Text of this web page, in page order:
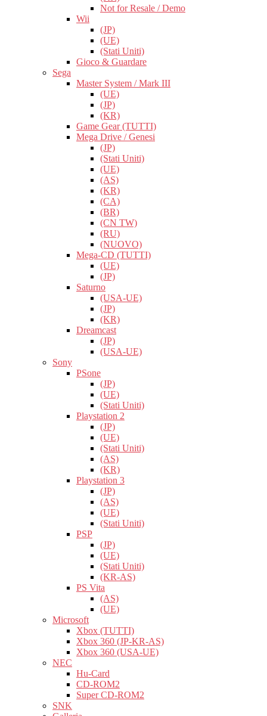
Not for Resale / Demo
Wii
(JP)
(UE)
(Stati Uniti)
Gioco & Guardare
Sega
Master System / Mark III
(UE)
(JP)
(KR)
Game Gear (TUTTI)
Mega Drive / Genesi
(JP)
(Stati Uniti)
(UE)
(AS)
(KR)
(CA)
(BR)
(CN TW)
(RU)
(NUOVO)
Mega-CD (TUTTI)
(UE)
(JP)
Saturno
(USA-UE)
(JP)
(KR)
Dreamcast
(JP)
(USA-UE)
Sony
PSone
(JP)
(UE)
(Stati Uniti)
Playstation 2
(JP)
(UE)
(Stati Uniti)
(AS)
(KR)
Playstation 3
(JP)
(AS)
(UE)
(Stati Uniti)
PSP
(JP)
(UE)
(Stati Uniti)
(KR-AS)
PS Vita
(AS)
(UE)
Microsoft
Xbox (TUTTI)
Xbox 360 (JP-KR-AS)
Xbox 360 (USA-UE)
NEC
Hu-Card
CD-ROM2
Super CD-ROM2
SNK